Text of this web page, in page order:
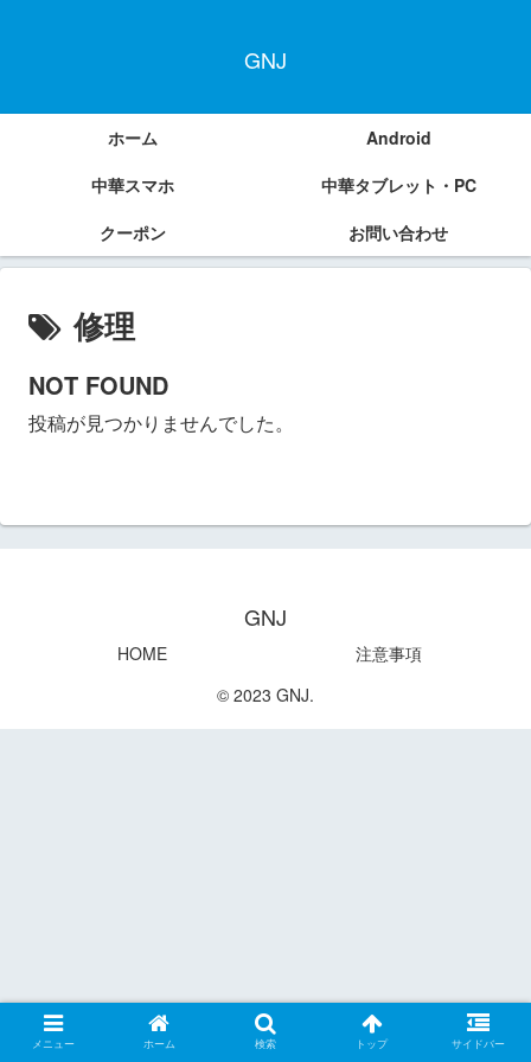
GNJ
ホーム
Android
中華スマホ
中華タブレット・PC
クーポン
お問い合わせ
修理
NOT FOUND
投稿が見つかりませんでした。
GNJ
HOME
注意事項
© 2023 GNJ.
メニュー ホーム 検索 トップ サイドバー